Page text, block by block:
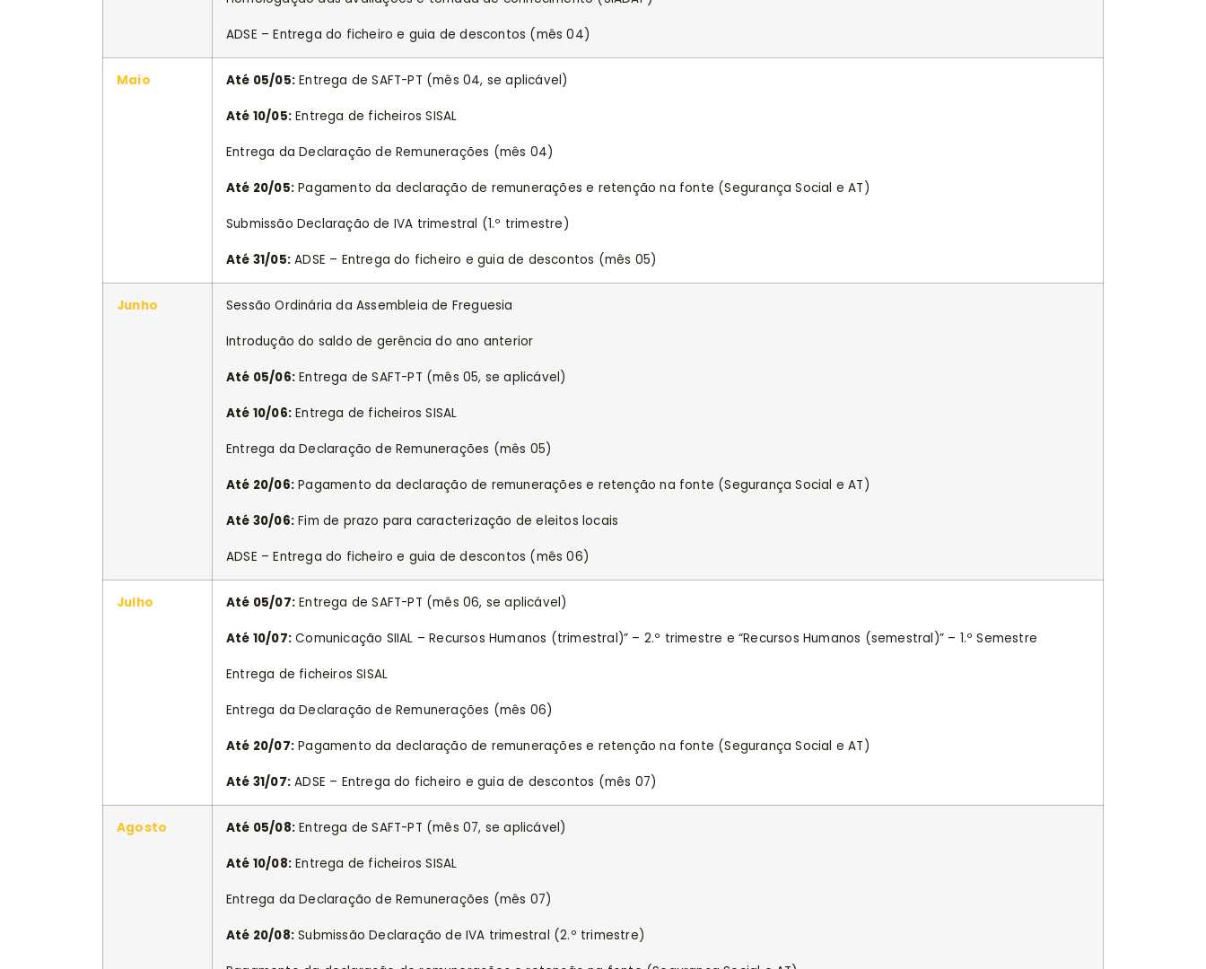
ADSE – Entrega do ficheiro e guia de descontos (mês 04)
Maio Até 05/05: Entrega de SAFT-PT (mês 04, se aplicável)
Até 10/05: Entrega de ficheiros SISAL
Entrega da Declaração de Remunerações (mês 04)
Até 20/05: Pagamento da declaração de remunerações e retenção na fonte (Segurança Social e AT)
Submissão Declaração de IVA trimestral (1.º trimestre)
Até 31/05: ADSE – Entrega do ficheiro e guia de descontos (mês 05)
Junho Sessão Ordinária da Assembleia de Freguesia
Introdução do saldo de gerência do ano anterior
Até 05/06: Entrega de SAFT-PT (mês 05, se aplicável)
Até 10/06: Entrega de ficheiros SISAL
Entrega da Declaração de Remunerações (mês 05)
Até 20/06: Pagamento da declaração de remunerações e retenção na fonte (Segurança Social e AT)
Até 30/06: Fim de prazo para caracterização de eleitos locais
ADSE – Entrega do ficheiro e guia de descontos (mês 06)
Julho Até 05/07: Entrega de SAFT-PT (mês 06, se aplicável)
Até 10/07: Comunicação SIIAL – Recursos Humanos (trimestral)” – 2.º trimestre e “Recursos Humanos (semestral)” – 1.º Semestre
Entrega de ficheiros SISAL
Entrega da Declaração de Remunerações (mês 06)
Até 20/07: Pagamento da declaração de remunerações e retenção na fonte (Segurança Social e AT)
Até 31/07: ADSE – Entrega do ficheiro e guia de descontos (mês 07)
Agosto Até 05/08: Entrega de SAFT-PT (mês 07, se aplicável)
Até 10/08: Entrega de ficheiros SISAL
Entrega da Declaração de Remunerações (mês 07)
Até 20/08: Submissão Declaração de IVA trimestral (2.º trimestre)